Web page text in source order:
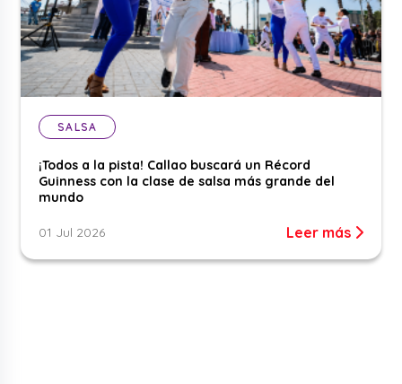
SALSA
¡Todos a la pista! Callao buscará un Récord
Guinness con la clase de salsa más grande del
mundo
01 Jul 2026 Leer más